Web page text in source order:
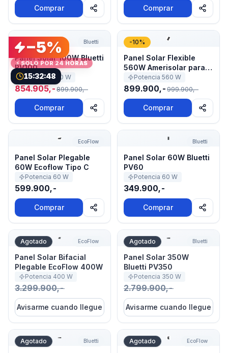
Comprar Comprar
Panel Solar 100W Bluetti PV100
−5%
⚡ SOLO POR 24 HORAS
15:32:48
Bluetti
Panel Solar 100W Bluetti
PV100
Potencia100 W
854.905,- 899.900,-
Comprar
Panel Solar Flexible 560W
-10%
Panel Solar Flexible
560W Amerisolar para
Techos Livianos
Potencia 560 W
899.900,- 999.900,-
Comprar
Panel Solar Plegable 60W Ecoflow Tipo C
EcoFlow
Panel Solar Plegable
60W Ecoflow Tipo C
Potencia 60 W
599.900,-
Comprar
Panel Solar 60W Bluetti
Bluetti
Panel Solar 60W Bluetti
PV60
Potencia 60 W
349.900,-
Comprar
Panel Solar Bifacial Plegable EcoFlow 400W
Agotado EcoFlow
Panel Solar Bifacial
Plegable EcoFlow 400W
Potencia 400 W
3.299.900,-
Avisarme cuando llegue
Panel Solar 350W Bluetti
Agotado Bluetti
Panel Solar 350W
Bluetti PV350
Potencia 350 W
2.799.900,-
Avisarme cuando llegue
Panel Solar 200W Bluetti PV200
Agotado Bluetti
Panel Solar 100W EcoFlow
Agotado EcoFlow